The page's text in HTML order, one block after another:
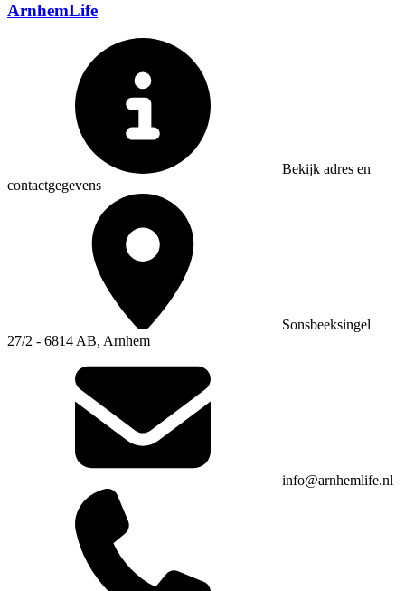
ArnhemLife
Bekijk adres en
contactgegevens
Sonsbeeksingel
27/2 - 6814 AB, Arnhem
info@arnhemlife.nl